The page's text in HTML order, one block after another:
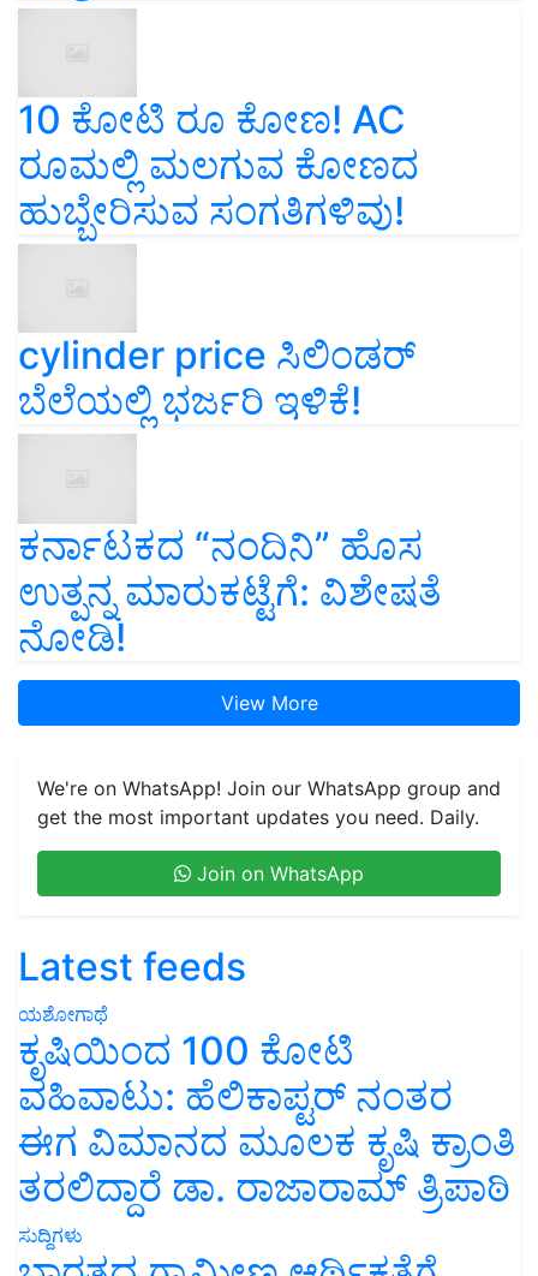
10 ಕೋಟಿ ರೂ ಕೋಣ! AC
ರೂಮಲ್ಲಿ ಮಲಗುವ ಕೋಣದ
ಹುಬ್ಬೇರಿಸುವ ಸಂಗತಿಗಳಿವು!
cylinder price ಸಿಲಿಂಡರ್‌
ಬೆಲೆಯಲ್ಲಿ ಭರ್ಜರಿ ಇಳಿಕೆ!
ಕರ್ನಾಟಕದ “ನಂದಿನಿ” ಹೊಸ
ಉತ್ಪನ್ನ ಮಾರುಕಟ್ಟೆಗೆ: ವಿಶೇಷತೆ
ನೋಡಿ!
View More
We're on WhatsApp! Join our WhatsApp group and
get the most important updates you need. Daily.
Join on WhatsApp
Latest feeds
ಯಶೋಗಾಥೆ
ಕೃಷಿಯಿಂದ 100 ಕೋಟಿ
ವಹಿವಾಟು: ಹೆಲಿಕಾಪ್ಟರ್ ನಂತರ
ಈಗ ವಿಮಾನದ ಮೂಲಕ ಕೃಷಿ ಕ್ರಾಂತಿ
ತರಲಿದ್ದಾರೆ ಡಾ. ರಾಜಾರಾಮ್ ತ್ರಿಪಾಠಿ
ಸುದ್ದಿಗಳು